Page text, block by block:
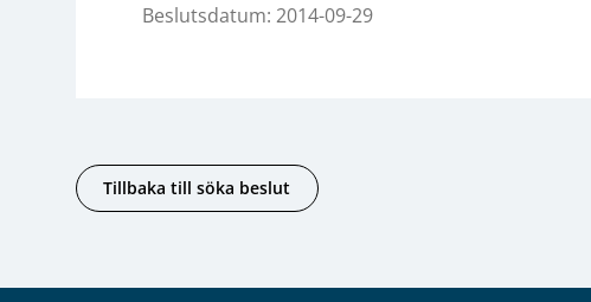
Beslutsdatum: 2014-09-29
Tillbaka till söka beslut